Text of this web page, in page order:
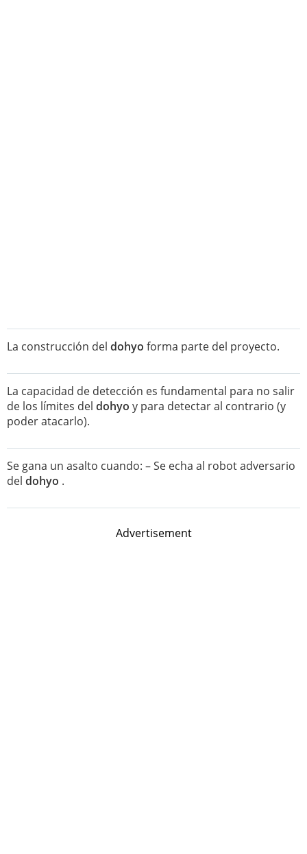
La construcción del dohyo forma parte del proyecto.
La capacidad de detección es fundamental para no salir
de los límites del dohyo y para detectar al contrario (y
poder atacarlo).
Se gana un asalto cuando: – Se echa al robot adversario
del dohyo .
Advertisement